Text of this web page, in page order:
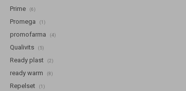
Prime (6)
Promega (1)
promofarma (4)
Qualivits (5)
Ready plast (2)
ready warm (8)
Repelset (1)